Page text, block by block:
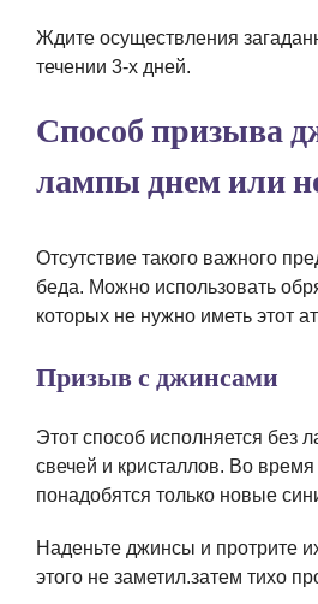
Ждите осуществления
течении 3-х дней.
Способ призыва
лампы днем или
Отсутствие такого важного
беда. Можно использовать
которых не нужно иметь этот
Призыв с джинсами
Этот способ исполняется без
свечей и кристаллов. Во
понадобятся только новые
Наденьте джинсы и протрите
этого не заметил.затем тихо